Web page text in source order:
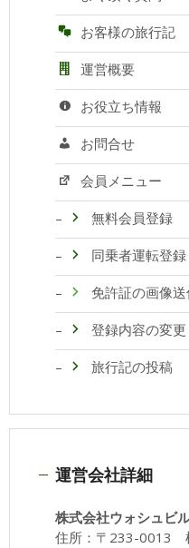
お客様の旅行記
運営概要
お役立ち情報
お問合せ
会員メニュー
無料会員登録
同乗者運転登録
免許証の画像送
登録内容の変更
旅行記の投稿
運営会社詳細
株式会社ウォシュビ
住所：〒233-0013